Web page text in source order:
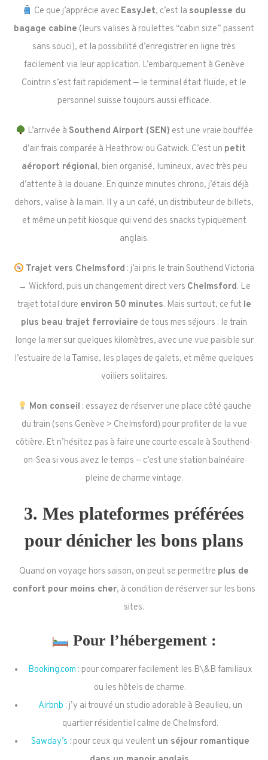
Ce que j’apprécie avec EasyJet, c’est la souplesse du
bagage cabine (leurs valises à roulettes “cabin size” passent
sans souci), et la possibilité d’enregistrer en ligne très
facilement via leur application. L’embarquement à Genève
Cointrin s’est fait rapidement — le terminal était fluide, et le
personnel suisse toujours aussi efficace.
L’arrivée à Southend Airport (SEN) est une vraie bouffée
d’air frais comparée à Heathrow ou Gatwick. C’est un petit
aéroport régional, bien organisé, lumineux, avec très peu
d’attente à la douane. En quinze minutes chrono, j’étais déjà
dehors, valise à la main. Il y a un café, un distributeur de billets,
et même un petit kiosque qui vend des snacks typiquement
anglais.
Trajet vers Chelmsford : j’ai pris le train Southend Victoria
→ Wickford, puis un changement direct vers Chelmsford. Le
trajet total dure environ 50 minutes. Mais surtout, ce fut le
plus beau trajet ferroviaire de tous mes séjours : le train
longe la mer sur quelques kilomètres, avec une vue paisible sur
l’estuaire de la Tamise, les plages de galets, et même quelques
voiliers solitaires.
Mon conseil : essayez de réserver une place côté gauche
du train (sens Genève > Chelmsford) pour profiter de la vue
côtière. Et n’hésitez pas à faire une courte escale à Southend-
on-Sea si vous avez le temps — c’est une station balnéaire
pleine de charme vintage.
3. Mes plateformes préférées
pour dénicher les bons plans
Quand on voyage hors saison, on peut se permettre plus de
confort pour moins cher, à condition de réserver sur les bons
sites.
Pour l’hébergement :
Booking.com : pour comparer facilement les B\&B familiaux
ou les hôtels de charme.
Airbnb : j’y ai trouvé un studio adorable à Beaulieu, un
quartier résidentiel calme de Chelmsford.
Sawday’s : pour ceux qui veulent un séjour romantique